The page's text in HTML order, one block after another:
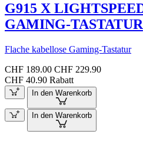
G915 X
GAMING-TASTATUR
Flache kabellose Gaming-Tastatur
CHF 189.00 CHF 229.90
CHF 40.90 Rabatt
In den Warenkorb
In den Warenkorb